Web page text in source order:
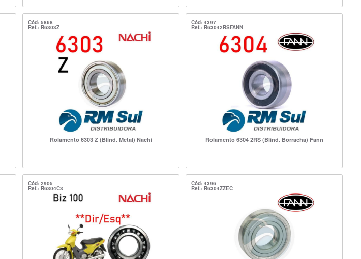
Cód: 5868
Ref.: R6303Z
Rolamento 6303 Z (Blind. Metal) Nachi
Cód: 4397
Ref.: R63042RSFANN
Rolamento 6304 2RS (Blind. Borracha) Fann
Cód: 2905
Ref.: R6304C3
Cód: 4396
Ref.: R6304ZZEC